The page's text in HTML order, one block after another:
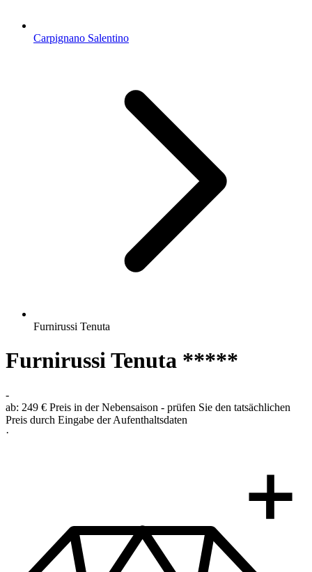
Carpignano Salentino
Furnirussi Tenuta
Furnirussi Tenuta *****
-
ab: 249 € Preis in der Nebensaison - prüfen Sie den tatsächlichen
Preis durch Eingabe der Aufenthaltsdaten
·